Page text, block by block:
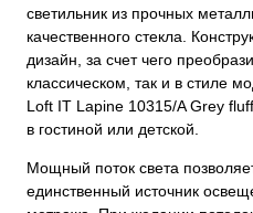
светильник из прочных
качественного стекла.
дизайн, за счет чего
классическом, так и в стиле
Loft IT Lapine 10315/A Grey
в гостиной или детской.
Мощный поток света
единственный источник